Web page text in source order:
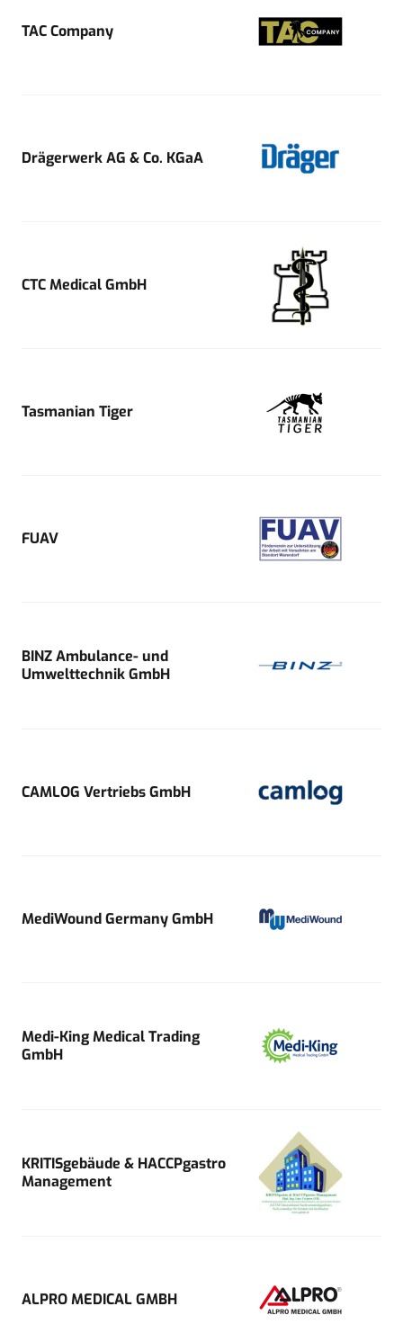
TAC Company
Drägerwerk AG & Co. KGaA
CTC Medical GmbH
Tasmanian Tiger
FUAV
BINZ Ambulance- und
Umwelttechnik GmbH
CAMLOG Vertriebs GmbH
MediWound Germany GmbH
Medi-King Medical Trading
GmbH
KRITISgebäude & HACCPgastro
Management
ALPRO MEDICAL GMBH